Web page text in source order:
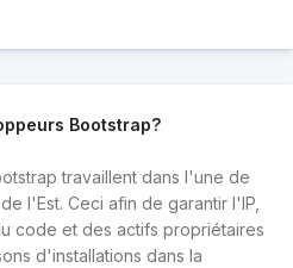
Bootstrap?
travaillent dans l'une de
l'Est. Ceci afin de garantir l'IP,
code et des actifs propriétaires
d'installations dans la